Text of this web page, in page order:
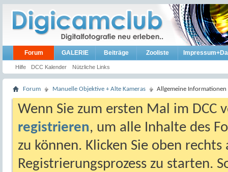
Forum
Hilfe DCC Kalender Nützliche Links
GALERIE Beiträge Zooliste
Forum Manuelle Objektive + Alte Kameras Allgemeine Informationen
Wenn Sie zum ersten Mal im DCC
registrieren, um alle Inhalte des
zu können. Klicken Sie oben
Registrierungsprozess zu starten.